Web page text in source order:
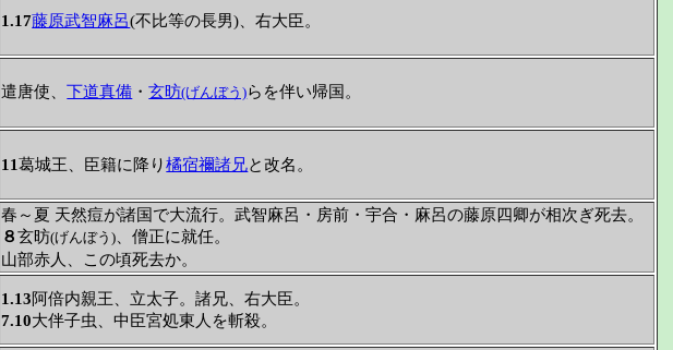
1.17藤原武智麻呂(不比等の長男)、右大臣。
遣唐使、下道真備 ・玄昉(げんぼう)らを伴い帰国。
11葛城王、臣籍に降り橘宿禰諸兄と改名。
春～夏 天然痘が諸国で大流行。武智麻呂・房前・宇合・麻呂の藤原四卿が相次ぎ死去。
８玄昉(げんぼう) 、僧正に就任。
山部赤人、この頃死去か。
1.13阿倍内親王、立太子。諸兄、右大臣。
7.10大伴子虫、中臣宮処東人を斬殺。